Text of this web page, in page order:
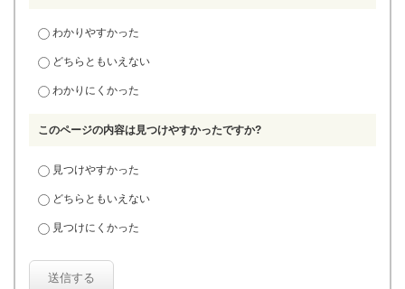
わかりやすかった
どちらともいえない
わかりにくかった
このページの内容は見つけやすかったですか?
見つけやすかった
どちらともいえない
見つけにくかった
送信する